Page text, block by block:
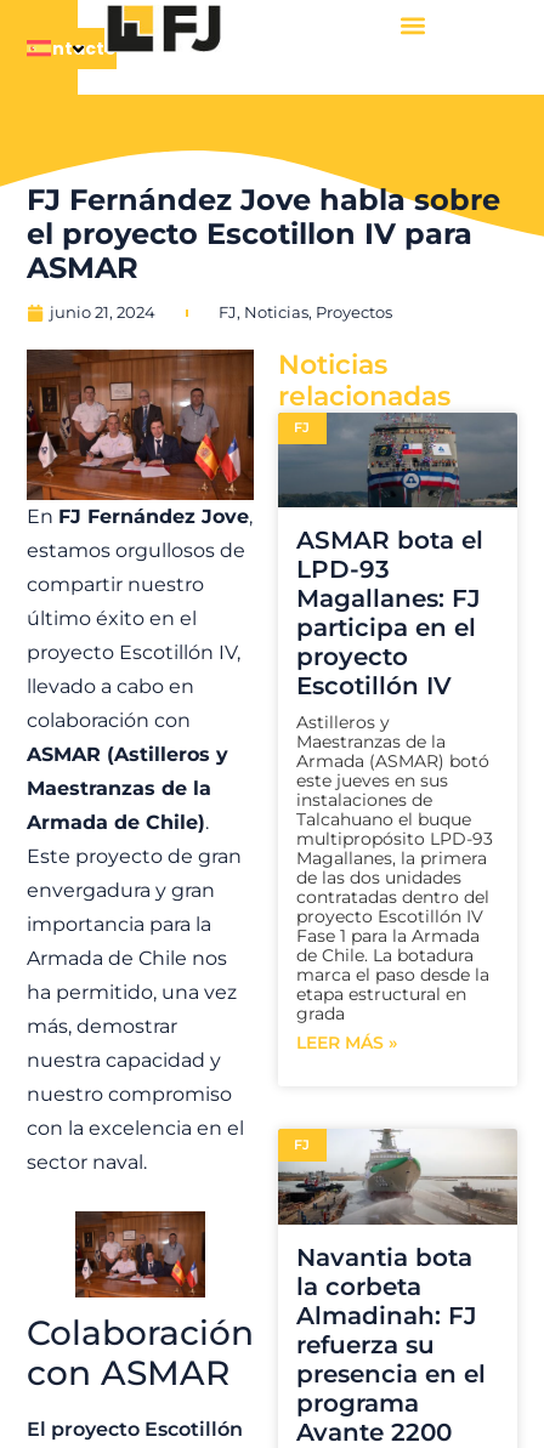
Contacto
FJ Fernández Jove habla sobre
el proyecto Escotillon IV para
ASMAR
junio 21, 2024 FJ, Noticias, Proyectos
En FJ Fernández Jove,
estamos orgullosos de
compartir nuestro
último éxito en el
proyecto Escotillón IV,
llevado a cabo en
colaboración con
ASMAR (Astilleros y
Maestranzas de la
Armada de Chile).
Este proyecto de gran
envergadura y gran
importancia para la
Armada de Chile nos
ha permitido, una vez
más, demostrar
nuestra capacidad y
nuestro compromiso
con la excelencia en el
sector naval.
Colaboración
con ASMAR
El proyecto Escotillón
Noticias
relacionadas
FJ
ASMAR bota el
LPD-93
Magallanes: FJ
participa en el
proyecto
Escotillón IV
Astilleros y
Maestranzas de la
Armada (ASMAR) botó
este jueves en sus
instalaciones de
Talcahuano el buque
multipropósito LPD-93
Magallanes, la primera
de las dos unidades
contratadas dentro del
proyecto Escotillón IV
Fase 1 para la Armada
de Chile. La botadura
marca el paso desde la
etapa estructural en
grada
LEER MÁS »
FJ
Navantia bota
la corbeta
Almadinah: FJ
refuerza su
presencia en el
programa
Avante 2200